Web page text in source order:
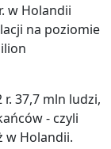
w Holandii
na poziomie
r. 37,7 mln ludzi,
- czyli
w Holandii.